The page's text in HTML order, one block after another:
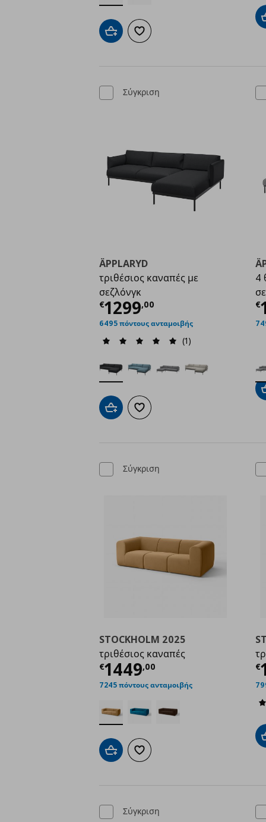
Προσθήκη στο καλάθι
Προσθήκη στα αγαπημένα
Σύγκριση
ÄPPLARYD
τριθέσιος καναπές με
σεζλόνγκ
€1299,00
Τρέχουσα τιμή €
6495 πόντους ανταμοιβής
(1)
Προσθήκη στο καλάθι
Προσθήκη στα αγαπημένα
4
€
Σύγκριση
STOCKHOLM 2025
τριθέσιος καναπές
€1449,00
Τρέχουσα τιμή €
7245 πόντους ανταμοιβής
Προσθήκη στο καλάθι
Προσθήκη στα αγαπημένα
€
Σύγκριση